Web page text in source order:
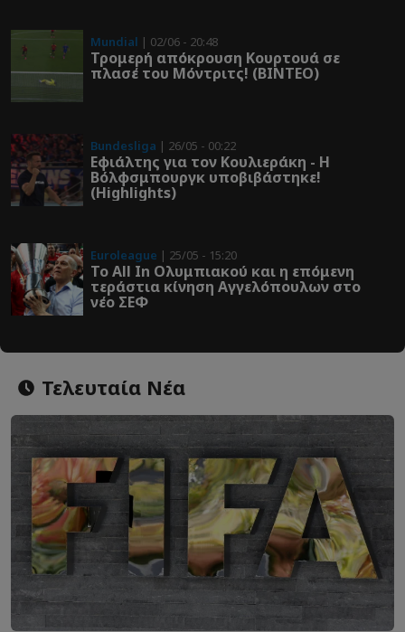
Mundial | 02/06 - 20:48
Τρομερή απόκρουση Κουρτουά σε
πλασέ του Μόντριτς! (ΒΙΝΤΕΟ)
Bundesliga | 26/05 - 00:22
Εφιάλτης για τον Κουλιεράκη - Η
Βόλφσμπουργκ υποβιβάστηκε!
(Highlights)
Euroleague | 25/05 - 15:20
Το All In Ολυμπιακού και η επόμενη
τεράστια κίνηση Αγγελόπουλων στο
νέο ΣΕΦ
Τελευταία Νέα